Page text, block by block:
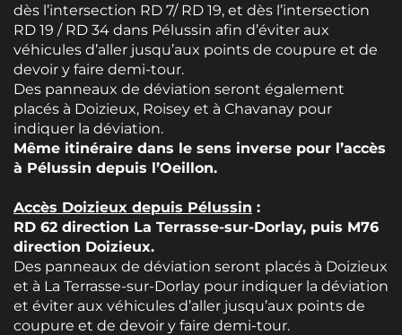
dès l’intersection RD 7/ RD 19, et dès l’intersection
RD 19 / RD 34 dans Pélussin afin d’éviter aux
véhicules d’aller jusqu’aux points de coupure et de
devoir y faire demi-tour.
Des panneaux de déviation seront également
placés à Doizieux, Roisey et à Chavanay pour
indiquer la déviation.
Même itinéraire dans le sens inverse pour l’accès
à Pélussin depuis l’Oeillon.
Accès Doizieux depuis Pélussin :
RD 62 direction La Terrasse-sur-Dorlay, puis M76
direction Doizieux.
Des panneaux de déviation seront placés à Doizieux
et à La Terrasse-sur-Dorlay pour indiquer la déviation
et éviter aux véhicules d’aller jusqu’aux points de
coupure et de devoir y faire demi-tour.